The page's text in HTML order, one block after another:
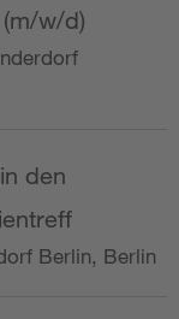
w/d)
den
Berlin, Berlin